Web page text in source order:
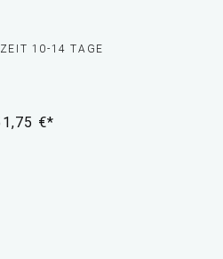
10-14 TAGE
€*